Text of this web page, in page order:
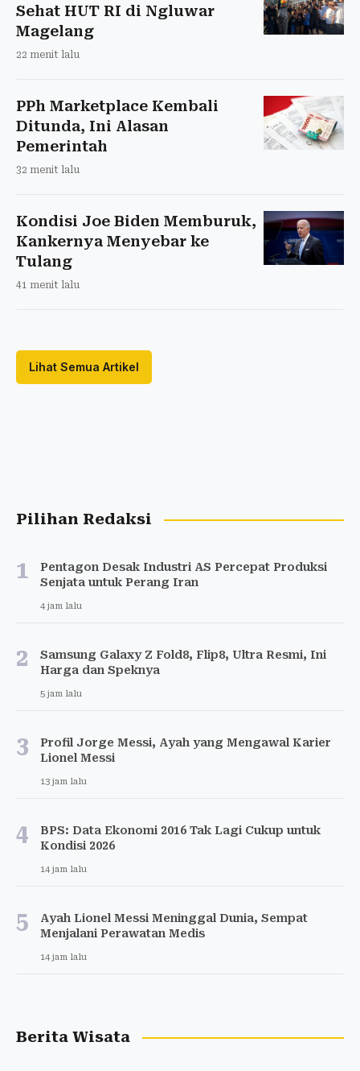
Sehat HUT RI di Ngluwar
Magelang
22 menit lalu
PPh Marketplace Kembali
Ditunda, Ini Alasan
Pemerintah
32 menit lalu
Kondisi Joe Biden Memburuk,
Kankernya Menyebar ke
Tulang
41 menit lalu
Lihat Semua Artikel
Pilihan Redaksi
1
Pentagon Desak Industri AS Percepat Produksi
Senjata untuk Perang Iran
4 jam lalu
2
Samsung Galaxy Z Fold8, Flip8, Ultra Resmi, Ini
Harga dan Speknya
5 jam lalu
3
Profil Jorge Messi, Ayah yang Mengawal Karier
Lionel Messi
13 jam lalu
4
BPS: Data Ekonomi 2016 Tak Lagi Cukup untuk
Kondisi 2026
14 jam lalu
5
Ayah Lionel Messi Meninggal Dunia, Sempat
Menjalani Perawatan Medis
14 jam lalu
Berita Wisata